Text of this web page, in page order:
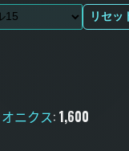
リセッ
ニクス: 1,600